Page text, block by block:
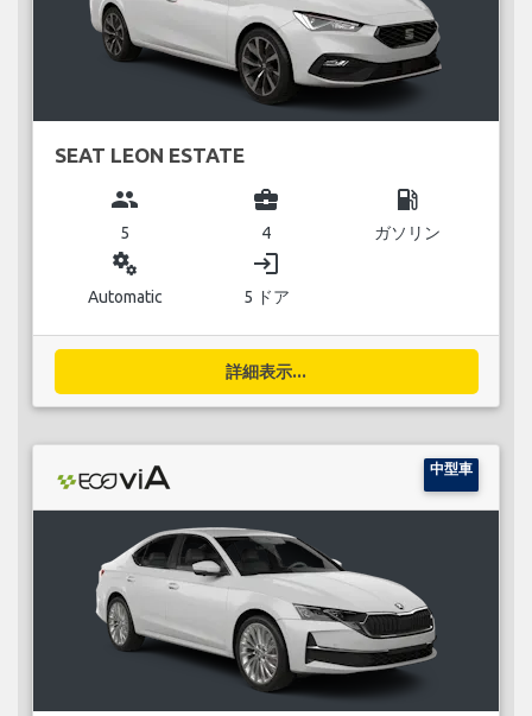
SEAT LEON ESTATE
group
5
business_center
4
local_gas_station
ガソリン
miscellaneous_services
Automatic
login
5 ドア
詳細表示...
中型車